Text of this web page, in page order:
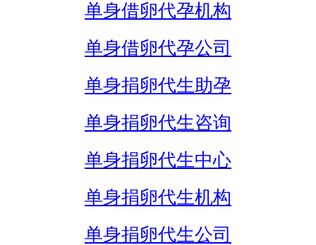
单身借卵代孕机构
单身借卵代孕公司
单身捐卵代生助孕
单身捐卵代生咨询
单身捐卵代生中心
单身捐卵代生机构
单身捐卵代生公司